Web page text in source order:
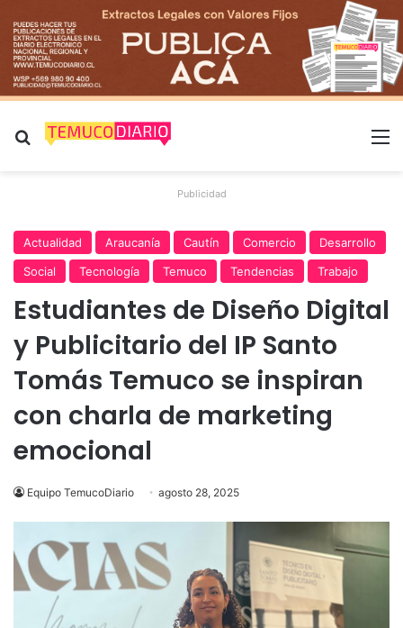
Buscar por
Publicidad
Actualidad Araucanía Cautín Comercio
Desarrollo
Social
Tecnología Temuco Tendencias Trabajo
Estudiantes de Diseño Digital
y Publicitario del IP Santo
Tomás Temuco se inspiran
con charla de marketing
emocional
Equipo TemucoDiario agosto 28, 2025